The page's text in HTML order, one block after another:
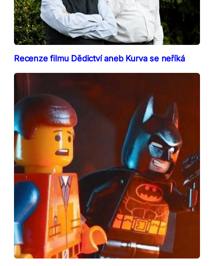
Recenze filmu Dědictví aneb Kurva se neříká